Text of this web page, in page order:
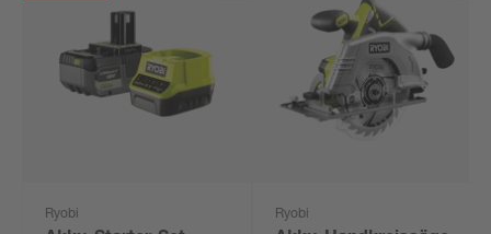
Ryobi Ryobi